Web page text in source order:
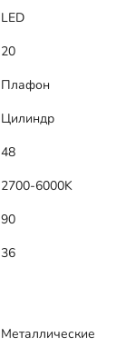
LED
20
Плафон
Цилиндр
48
2700-6000K
90
36
Металлические